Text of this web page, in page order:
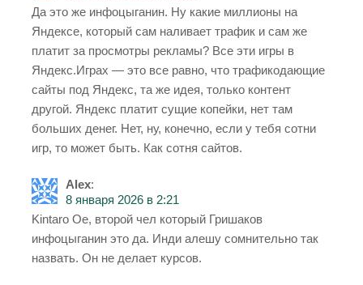
Да это же инфоцыганин. Ну какие миллионы на
Яндексе, который сам наливает трафик и сам же
платит за просмотры рекламы? Все эти игры в
Яндекс.Играх — это все равно, что трафикодающие
сайты под Яндекс, та же идея, только контент
другой. Яндекс платит сущие копейки, нет там
больших денег. Нет, ну, конечно, если у тебя сотни
игр, то может быть. Как сотня сайтов.
Alex:
8 января 2026 в 2:21
Kintaro Oe, второй чел который Гришаков
инфоцыганин это да. Инди алешу сомнительно так
назвать. Он не делает курсов.